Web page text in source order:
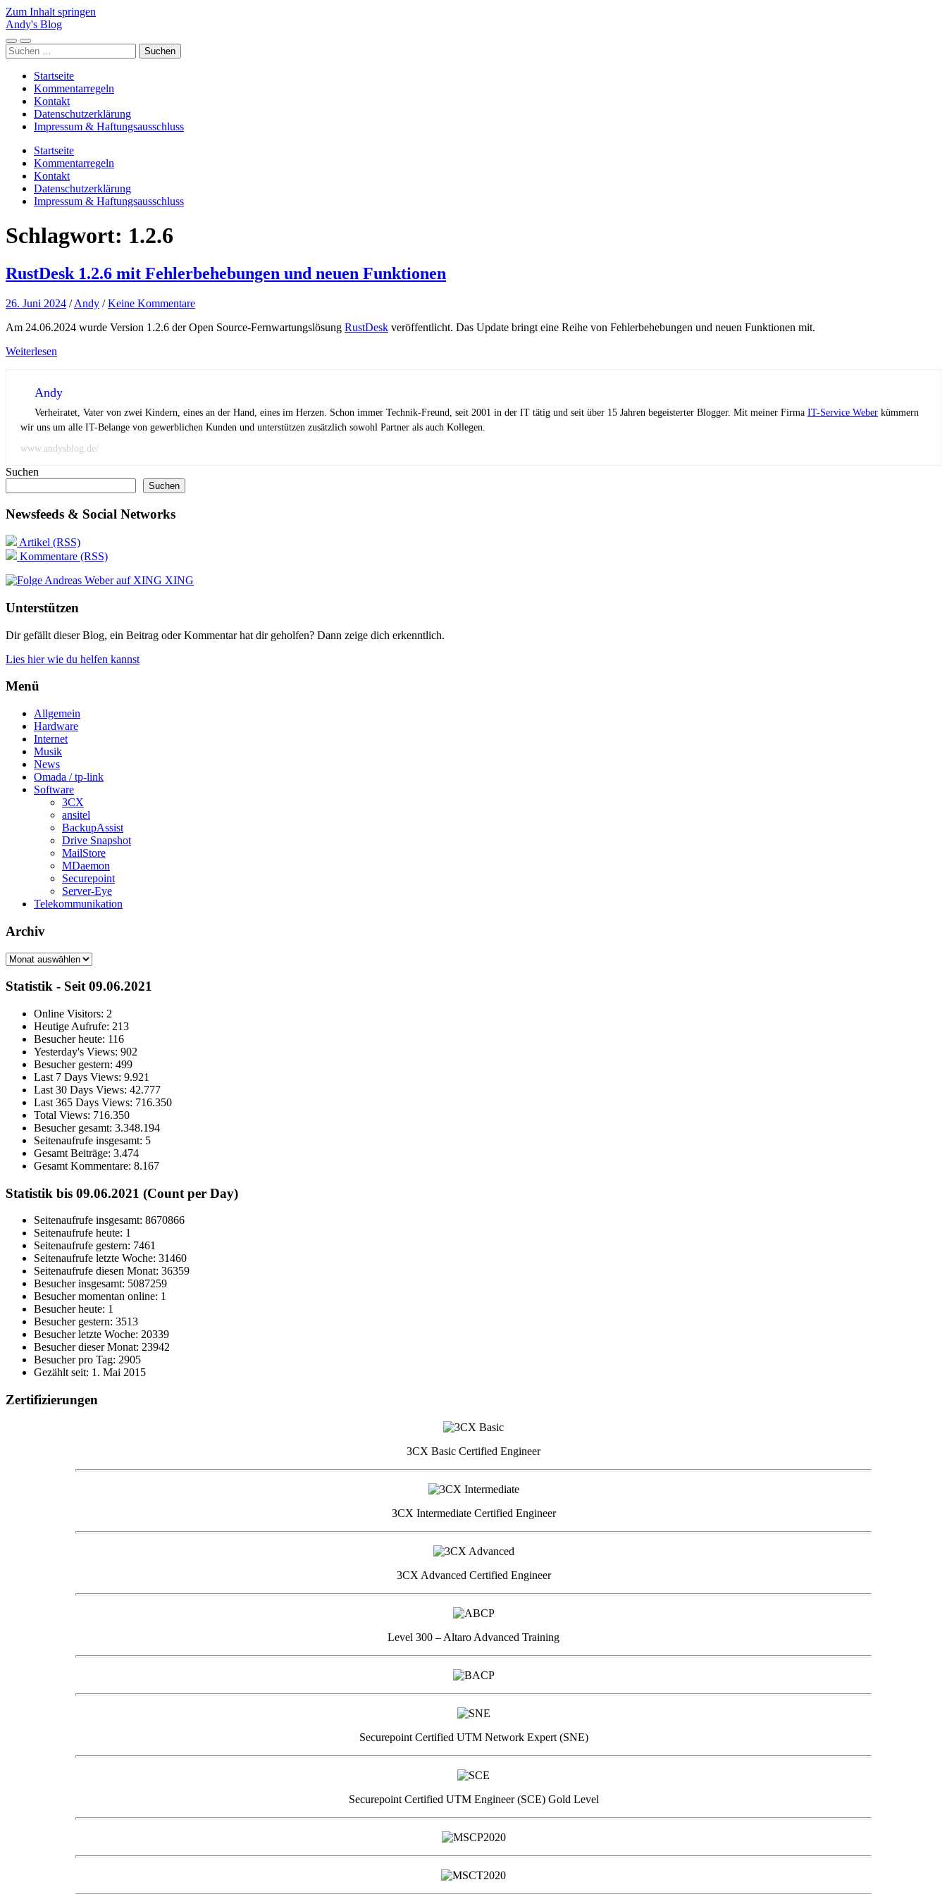
Zum Inhalt springen
Andy's Blog
Mobile-
Menü
Suchfeld
ein-/ausblenden
Suchen
nach:
Startseite
Kommentarregeln
Kontakt
Datenschutzerklärung
Impressum & Haftungsausschluss
Startseite
Kommentarregeln
Kontakt
Datenschutzerklärung
Impressum & Haftungsausschluss
Schlagwort: 1.2.6
RustDesk 1.2.6 mit Fehlerbehebungen und neuen Funktionen
26. Juni 2024 /Andy /Keine Kommentare
Am 24.06.2024 wurde Version 1.2.6 der Open Source-Fernwartungslösung RustDesk veröffentlicht. Das Update bringt eine Reihe von Fehlerbehebungen und neuen Funktionen mit.
Weiterlesen
Andy
Verheiratet, Vater von zwei Kindern, eines an der Hand, eines im Herzen. Schon immer Technik-Freund, seit 2001 in der IT tätig und seit über 15 Jahren begeisterter Blogger. Mit meiner Firma IT-Service Weber kümmern
wir uns um alle IT-Belange von gewerblichen Kunden und unterstützen zusätzlich sowohl Partner als auch Kollegen.
www.andysblog.de/
Suchen
Suchen
Newsfeeds & Social Networks
Artikel (RSS)
Kommentare (RSS)
XING
Unterstützen
Dir gefällt dieser Blog, ein Beitrag oder Kommentar hat dir geholfen? Dann zeige dich erkenntlich.
Lies hier wie du helfen kannst
Menü
Allgemein
Hardware
Internet
Musik
News
Omada / tp-link
Software
3CX
ansitel
BackupAssist
Drive Snapshot
MailStore
MDaemon
Securepoint
Server-Eye
Telekommunikation
Archiv
Archiv
Statistik - Seit 09.06.2021
Online Visitors: 2
Heutige Aufrufe: 213
Besucher heute: 116
Yesterday's Views: 902
Besucher gestern: 499
Last 7 Days Views: 9.921
Last 30 Days Views: 42.777
Last 365 Days Views: 716.350
Total Views: 716.350
Besucher gesamt: 3.348.194
Seitenaufrufe insgesamt: 5
Gesamt Beiträge: 3.474
Gesamt Kommentare: 8.167
Statistik bis 09.06.2021 (Count per Day)
Seitenaufrufe insgesamt: 8670866
Seitenaufrufe heute: 1
Seitenaufrufe gestern: 7461
Seitenaufrufe letzte Woche: 31460
Seitenaufrufe diesen Monat: 36359
Besucher insgesamt: 5087259
Besucher momentan online: 1
Besucher heute: 1
Besucher gestern: 3513
Besucher letzte Woche: 20339
Besucher dieser Monat: 23942
Besucher pro Tag: 2905
Gezählt seit: 1. Mai 2015
Zertifizierungen
3CX Basic Certified Engineer
3CX Intermediate Certified Engineer
3CX Advanced Certified Engineer
Level 300 – Altaro Advanced Training
Securepoint Certified UTM Network Expert (SNE)
Securepoint Certified UTM Engineer (SCE) Gold Level